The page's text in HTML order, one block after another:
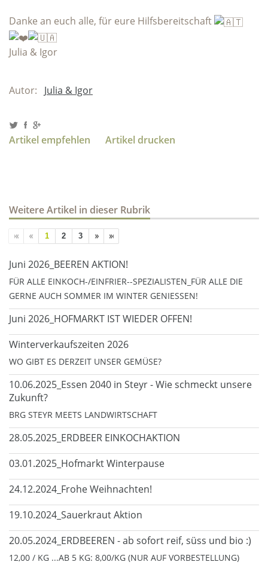
Danke an euch alle, für eure Hilfsbereitschaft
Julia & Igor
Autor: Julia & Igor
Artikel empfehlen Artikel drucken
Weitere Artikel in dieser Rubrik
1 2 3
Juni 2026_BEEREN AKTION!
FÜR ALLE EINKOCH-/EINFRIER--SPEZIALISTEN_FÜR ALLE DIE
GERNE AUCH SOMMER IM WINTER GENIESSEN!
Juni 2026_HOFMARKT IST WIEDER OFFEN!
Winterverkaufszeiten 2026
WO GIBT ES DERZEIT UNSER GEMÜSE?
10.06.2025_Essen 2040 in Steyr - Wie schmeckt unsere
Zukunft?
BRG STEYR MEETS LANDWIRTSCHAFT
28.05.2025_ERDBEER EINKOCHAKTION
03.01.2025_Hofmarkt Winterpause
24.12.2024_Frohe Weihnachten!
19.10.2024_Sauerkraut Aktion
20.05.2024_ERDBEEREN - ab sofort reif, süss und bio :)
12,00 / KG ...AB 5 KG: 8,00/KG (NUR AUF VORBESTELLUNG)